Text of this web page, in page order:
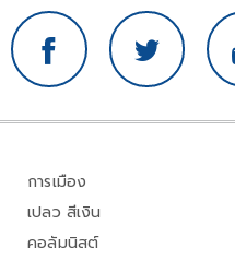
การเมือง
เปลว สีเงิน
คอลัมนิสต์